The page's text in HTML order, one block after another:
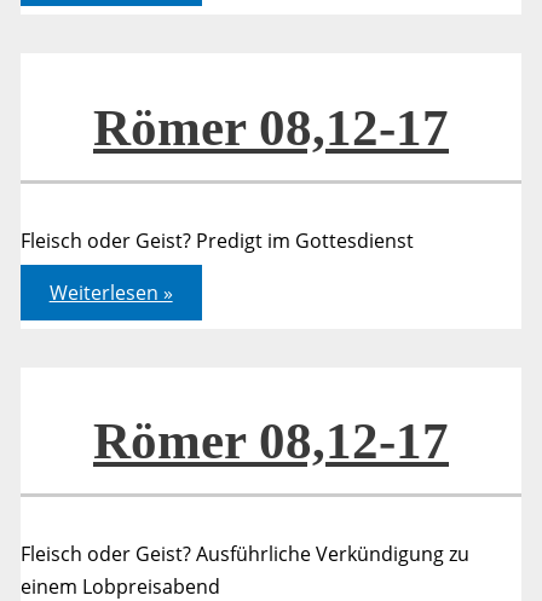
25
Römer 08,12-17
Fleisch oder Geist? Predigt im Gottesdienst
Römer
08,12-
17
Weiterlesen »
Römer 08,12-17
Fleisch oder Geist? Ausführliche Verkündigung zu
einem Lobpreisabend